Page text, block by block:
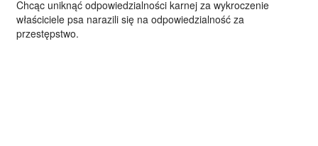
Chcąc uniknąć odpowiedzialności karnej za wykroczenie
właściciele psa narazili się na odpowiedzialność za
przestępstwo.